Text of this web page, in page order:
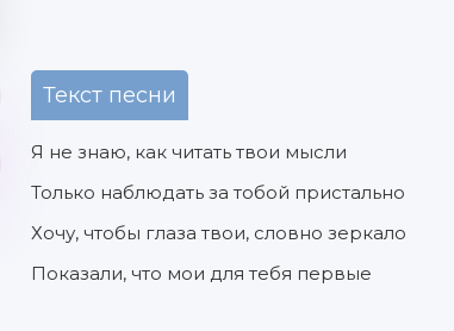
Текст песни
Я не знаю, как читать твои мысли
Только наблюдать за тобой пристально
Хочу, чтобы глаза твои, словно зеркало
Показали, что мои для тебя первые